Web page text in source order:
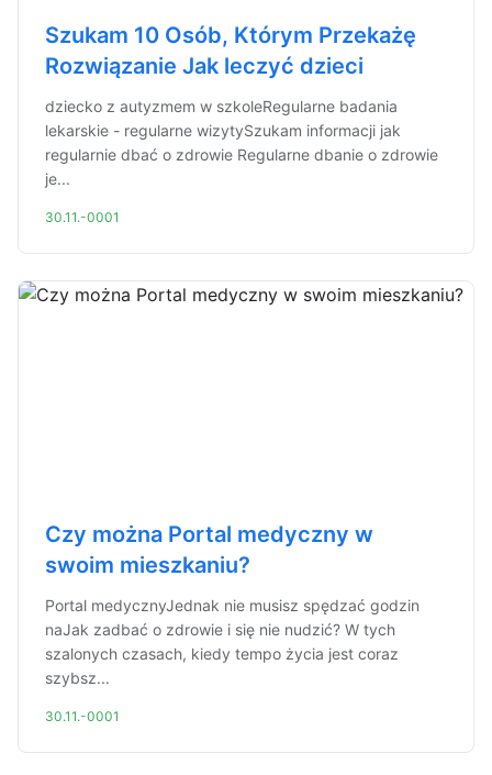
Szukam 10 Osób, Którym Przekażę
Rozwiązanie Jak leczyć dzieci
dziecko z autyzmem w szkoleRegularne badania
lekarskie - regularne wizytySzukam informacji jak
regularnie dbać o zdrowie Regularne dbanie o zdrowie
je...
30.11.-0001
Czy można Portal medyczny w
swoim mieszkaniu?
Portal medycznyJednak nie musisz spędzać godzin
naJak zadbać o zdrowie i się nie nudzić? W tych
szalonych czasach, kiedy tempo życia jest coraz
szybsz...
30.11.-0001